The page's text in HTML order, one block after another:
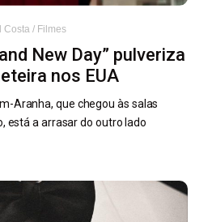
Costa / Filmes
New Day” pulveriza
nos EUA
Aranha, que chegou às salas
está a arrasar do outro lado